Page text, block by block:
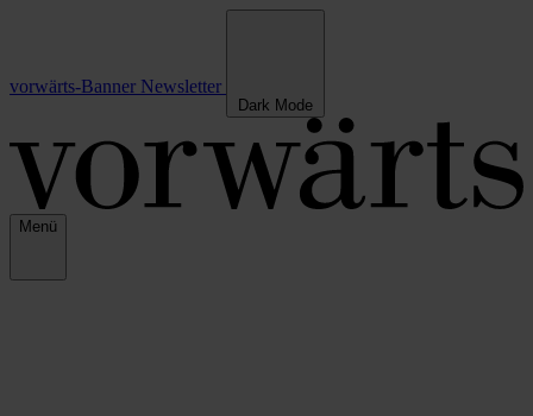
vorwärts-Banner Newsletter
Dark Mode
Menü